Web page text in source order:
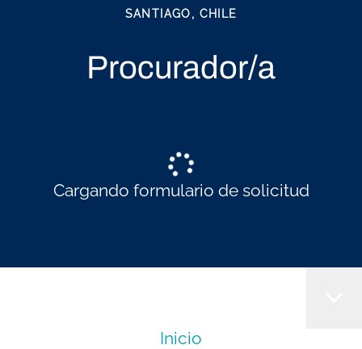
SANTIAGO, CHILE
Procurador/a
Cargando formulario de solicitud
Inicio